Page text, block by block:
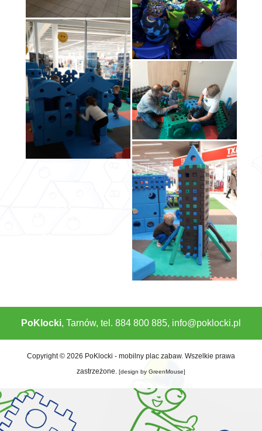
PoKlocki, Tarnów, tel. 884 800 885, info@poklocki.pl
Copyright © 2026 PoKlocki - mobilny plac zabaw. Wszelkie prawa
zastrzeżone. [design by GreenMouse]